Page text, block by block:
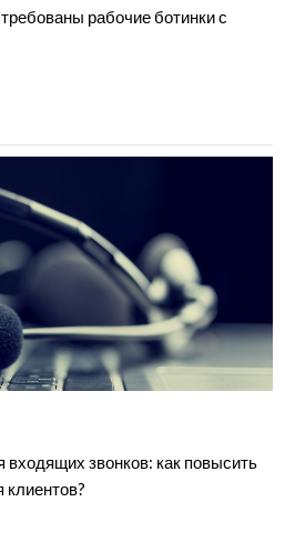
рабочие ботинки с
входящих звонков: как повысить
клиентов?